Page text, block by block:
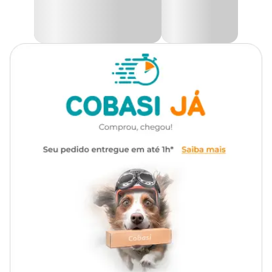
Com seu design simples e elegante, o cachepô Vasos Raiz
traz
perfeitamente com diferentes estilos de decoração, destacando suas
plantas de maneira sofisticada e discreta. Ideal para quem deseja
personalizar seu espaço de forma prática e criativa.
Encaixe Exclusivo Raiz
cada vaso em uma peça criativa e imponente. Ao empilhar os
ampulhetas, conferindo um visual elegante e sofisticado ao
ambiente. Esse sistema de encaixe permite composições
volumétricas que valorizam a decoração e destacam suas plantas
Com seu design inovador, o Cachepô Due pode ser utilizado
individualmente ou empilhado em duplas, oferecendo uma
infinidade de formas e arranjos. Ele proporciona total liberdade
para criar novas combinações, tornando-se a escolha ideal para